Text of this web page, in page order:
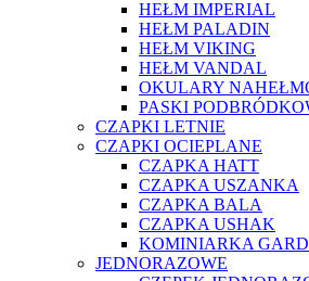
HEŁM IMPERIAL
HEŁM PALADIN
HEŁM VIKING
HEŁM VANDAL
OKULARY
PASKI
CZAPKI LETNIE
CZAPKI OCIEPLANE
CZAPKA HATT
CZAPKA USZANKA
CZAPKA BALA
CZAPKA USHAK
KOMINIARKA
JEDNORAZOWE